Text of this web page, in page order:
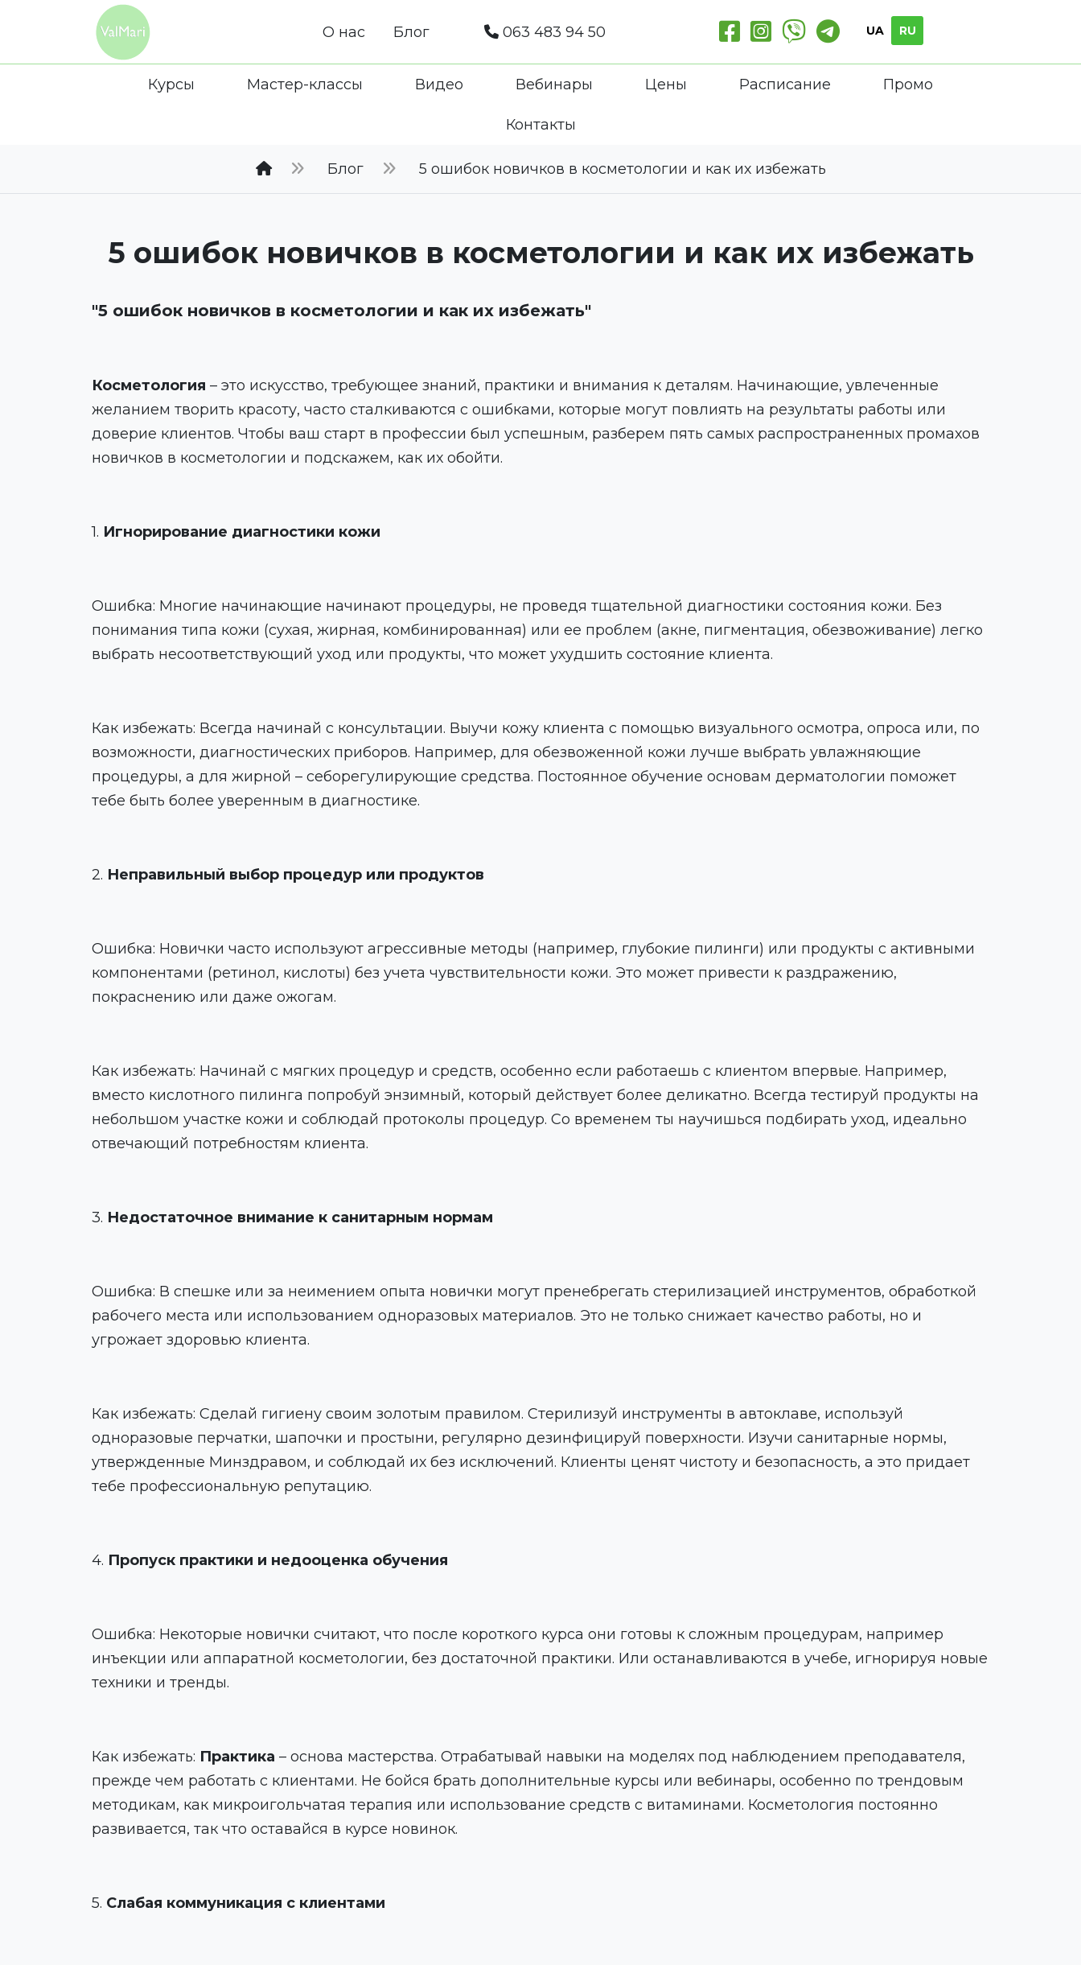
О нас Блог 063 483 94 50 UA RU
Курсы Мастер-классы Видео Вебинары Цены Расписание Промо
Контакты
Блог 5 ошибок новичков в косметологии и как их избежать
5 ошибок новичков в косметологии и как их избежать
"5 ошибок новичков в косметологии и как их избежать"
Косметология – это искусство, требующее знаний, практики и внимания к деталям. Начинающие, увлеченные
желанием творить красоту, часто сталкиваются с ошибками, которые могут повлиять на результаты работы или
доверие клиентов. Чтобы ваш старт в профессии был успешным, разберем пять самых распространенных промахов
новичков в косметологии и подскажем, как их обойти.
1. Игнорирование диагностики кожи
Ошибка: Многие начинающие начинают процедуры, не проведя тщательной диагностики состояния кожи. Без
понимания типа кожи (сухая, жирная, комбинированная) или ее проблем (акне, пигментация, обезвоживание) легко
выбрать несоответствующий уход или продукты, что может ухудшить состояние клиента.
Как избежать: Всегда начинай с консультации. Выучи кожу клиента с помощью визуального осмотра, опроса или, по
возможности, диагностических приборов. Например, для обезвоженной кожи лучше выбрать увлажняющие
процедуры, а для жирной – себорегулирующие средства. Постоянное обучение основам дерматологии поможет
тебе быть более уверенным в диагностике.
2. Неправильный выбор процедур или продуктов
Ошибка: Новички часто используют агрессивные методы (например, глубокие пилинги) или продукты с активными
компонентами (ретинол, кислоты) без учета чувствительности кожи. Это может привести к раздражению,
покраснению или даже ожогам.
Как избежать: Начинай с мягких процедур и средств, особенно если работаешь с клиентом впервые. Например,
вместо кислотного пилинга попробуй энзимный, который действует более деликатно. Всегда тестируй продукты на
небольшом участке кожи и соблюдай протоколы процедур. Со временем ты научишься подбирать уход, идеально
отвечающий потребностям клиента.
3. Недостаточное внимание к санитарным нормам
Ошибка: В спешке или за неимением опыта новички могут пренебрегать стерилизацией инструментов, обработкой
рабочего места или использованием одноразовых материалов. Это не только снижает качество работы, но и
угрожает здоровью клиента.
Как избежать: Сделай гигиену своим золотым правилом. Стерилизуй инструменты в автоклаве, используй
одноразовые перчатки, шапочки и простыни, регулярно дезинфицируй поверхности. Изучи санитарные нормы,
утвержденные Минздравом, и соблюдай их без исключений. Клиенты ценят чистоту и безопасность, а это придает
тебе профессиональную репутацию.
4. Пропуск практики и недооценка обучения
Ошибка: Некоторые новички считают, что после короткого курса они готовы к сложным процедурам, например
инъекции или аппаратной косметологии, без достаточной практики. Или останавливаются в учебе, игнорируя новые
техники и тренды.
Как избежать: Практика – основа мастерства. Отрабатывай навыки на моделях под наблюдением преподавателя,
прежде чем работать с клиентами. Не бойся брать дополнительные курсы или вебинары, особенно по трендовым
методикам, как микроигольчатая терапия или использование средств с витаминами. Косметология постоянно
развивается, так что оставайся в курсе новинок.
5. Слабая коммуникация с клиентами